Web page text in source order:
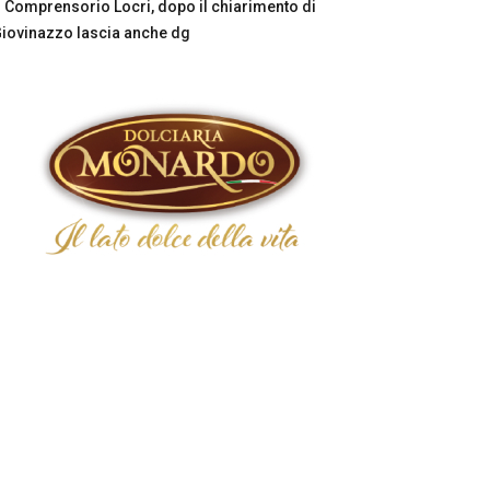
Comprensorio Locri, dopo il chiarimento di
lascia anche dg